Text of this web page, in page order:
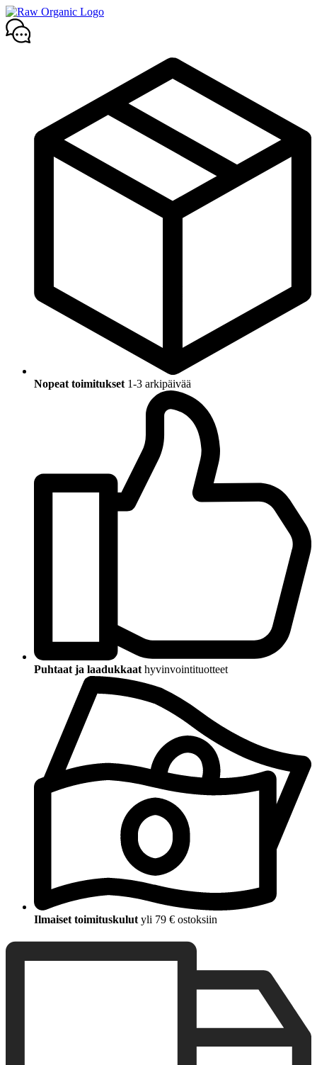
Mene
sisältöön
Nopeat toimitukset 1-3 arkipäivää
Puhtaat ja laadukkaat hyvinvointituotteet
Ilmaiset toimituskulut yli 79 € ostoksiin